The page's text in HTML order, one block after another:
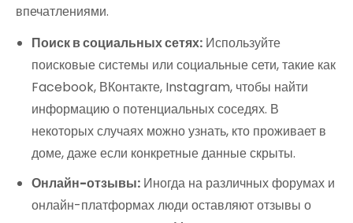
впечатлениями.
Поиск в социальных сетях: Используйте
поисковые системы или социальные сети, такие как
Facebook, ВКонтакте, Instagram, чтобы найти
информацию о потенциальных соседях. В
некоторых случаях можно узнать, кто проживает в
доме, даже если конкретные данные скрыты.
Онлайн-отзывы: Иногда на различных форумах и
онлайн-платформах люди оставляют отзывы о